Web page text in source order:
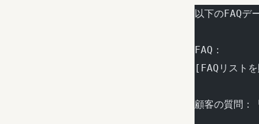
以下のFAQデ
FAQ：
[FAQリスト
顧客の質問：